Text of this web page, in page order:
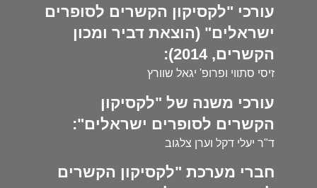
עורכי "לקסיקון הקשרים לסופרים
ישראלים" (הוצאת דביר ומכון
הקשרים, 2014):
זיסי סתווי ופרופ' יגאל שוורץ
עורכי משנה של "לקסיקון
הקשרים לסופרים ישראלים":
ד"ר יעלי דקל וערן צלגוב
חברי מערכת "לקסיקון הקשרים